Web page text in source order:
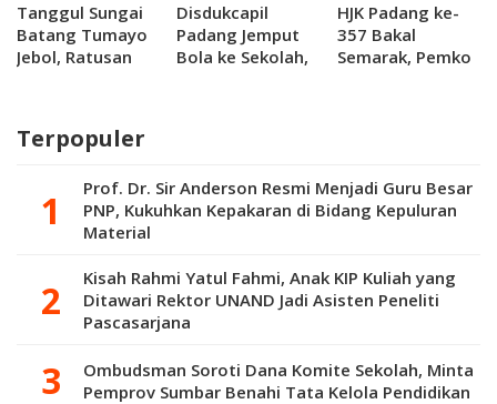
Tanggul Sungai
Batang Tumayo
Jebol, Ratusan
Disdukcapil
Padang Jemput
Bola ke Sekolah,
HJK Padang ke-
357 Bakal
Semarak, Pemko
Terpopuler
Prof. Dr. Sir Anderson Resmi Menjadi Guru Besar
PNP, Kukuhkan Kepakaran di Bidang Kepuluran
Material
Kisah Rahmi Yatul Fahmi, Anak KIP Kuliah yang
Ditawari Rektor UNAND Jadi Asisten Peneliti
Pascasarjana
Ombudsman Soroti Dana Komite Sekolah, Minta
Pemprov Sumbar Benahi Tata Kelola Pendidikan